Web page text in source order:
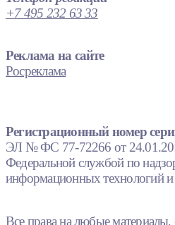
+7 495 232 63 33
Реклама на сайте
Росреклама
Регистрационный номер
ЭЛ № ФС 77-72266 от
Федеральной службой по
информационных технологий
Все права на любые материалы,